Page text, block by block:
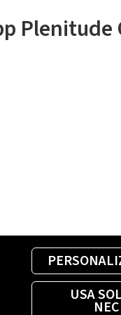
USA
Plenitude